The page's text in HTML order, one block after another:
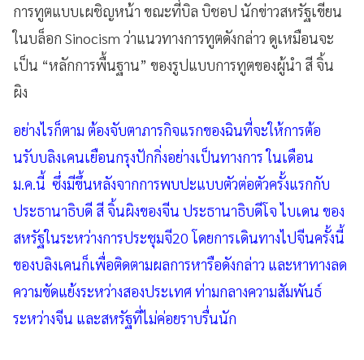
การทูตแบบเผชิญหน้า ขณะที่บิล บิชอป นักข่าวสหรัฐเขียน
ในบล็อก Sinocism ว่าแนวทางการทูตดังกล่าว ดูเหมือนจะ
เป็น “หลักการพื้นฐาน” ของรูปแบบการทูตของผู้นำ สี จิ้น
ผิง
อย่างไรก็ตาม ต้องจับตาภารกิจแรกของฉินที่จะให้การต้อ
นรับบลิงเคนเยือนกรุงปักกิ่งอย่างเป็นทางการ ในเดือน
ม.ค.นี้ ซึ่งมีขึ้นหลังจากการพบปะแบบตัวต่อตัวครั้งแรกกับ
ประธานาธิบดี สี จิ้นผิงของจีน ประธานาธิบดีโจ ไบเดน ของ
สหรัฐในระหว่างการประชุมจี20 โดยการเดินทางไปจีนครั้งนี้
ของบลิงเคนก็เพื่อติดตามผลการหารือดังกล่าว และหาทางลด
ความขัดแย้งระหว่างสองประเทศ ท่ามกลางความสัมพันธ์
ระหว่างจีน และสหรัฐที่ไม่ค่อยราบรื่นนัก